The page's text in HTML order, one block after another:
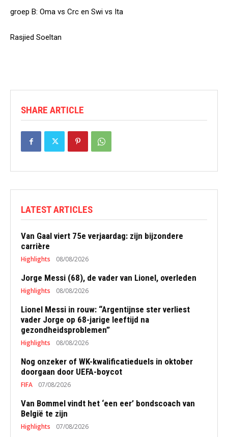
groep B: Oma vs Crc en Swi vs Ita
Rasjied Soeltan
SHARE ARTICLE
LATEST ARTICLES
Van Gaal viert 75e verjaardag: zijn bijzondere
carrière
Highlights 08/08/2026
Jorge Messi (68), de vader van Lionel, overleden
Highlights 08/08/2026
Lionel Messi in rouw: “Argentijnse ster verliest
vader Jorge op 68-jarige leeftijd na
gezondheidsproblemen”
Highlights 08/08/2026
Nog onzeker of WK-kwalificatieduels in oktober
doorgaan door UEFA-boycot
FIFA 07/08/2026
Van Bommel vindt het ‘een eer’ bondscoach van
België te zijn
Highlights 07/08/2026